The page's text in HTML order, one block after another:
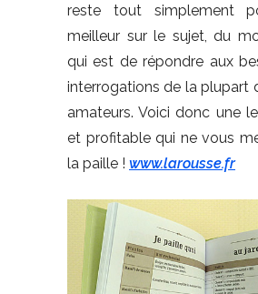
reste tout simplement
meilleur sur le sujet, du
qui est de répondre aux
interrogations de la plupart
amateurs. Voici donc une
et profitable qui ne vous
la paille ! www.larousse.fr